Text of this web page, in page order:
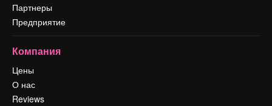
Партнеры
Предприятие
Компания
Цены
О нас
Reviews